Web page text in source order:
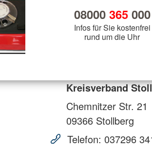
08000 365000
Infos für Sie kostenfrei
rund um die Uhr
Kreisverband
Chemnitzer Str. 21
09366 Stollberg
Telefon: 037296